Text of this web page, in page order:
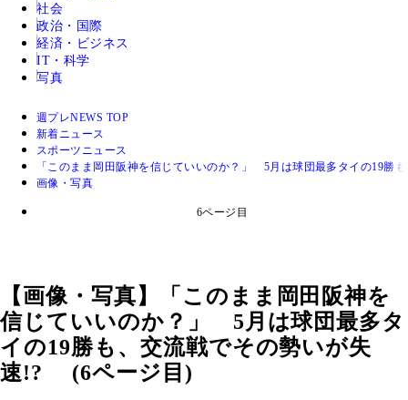
社会
政治・国際
経済・ビジネス
IT・科学
写真
週プレNEWS TOP
新着ニュース
スポーツニュース
「このまま岡田阪神を信じていいのか？」 5月は球団最多タイの19
画像・写真
6ページ目
【画像・写真】「このまま岡田阪神を
信じていいのか？」 5月は球団最多タ
イの19勝も、交流戦でその勢いが失
速!? (6ページ目)